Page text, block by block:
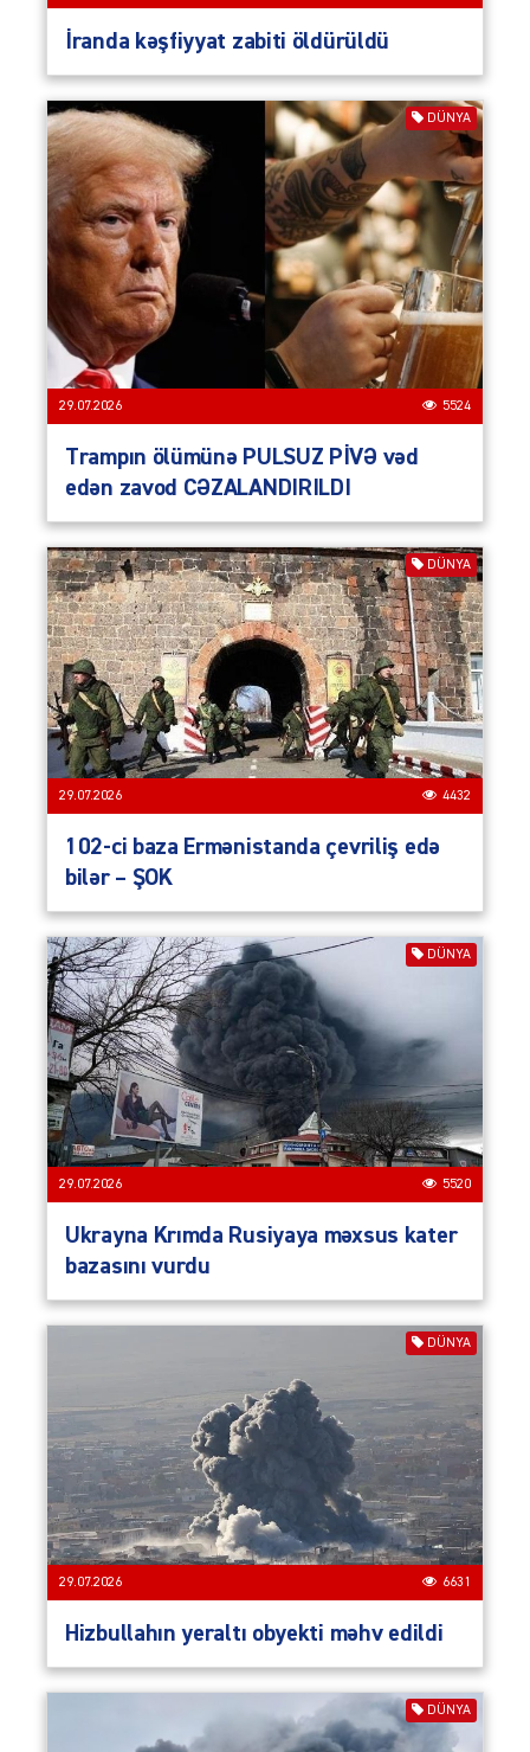
İranda kəşfiyyat zabiti öldürüldü
DÜNYA
29.07.2026 5524
Trampın ölümünə PULSUZ PİVƏ vəd
edən zavod CƏZALANDIRILDI
DÜNYA
29.07.2026 4432
102-ci baza Ermənistanda çevriliş edə
bilər – ŞOK
DÜNYA
29.07.2026 5520
Ukrayna Krımda Rusiyaya məxsus kater
bazasını vurdu
DÜNYA
29.07.2026 6631
Hizbullahın yeraltı obyekti məhv edildi
DÜNYA